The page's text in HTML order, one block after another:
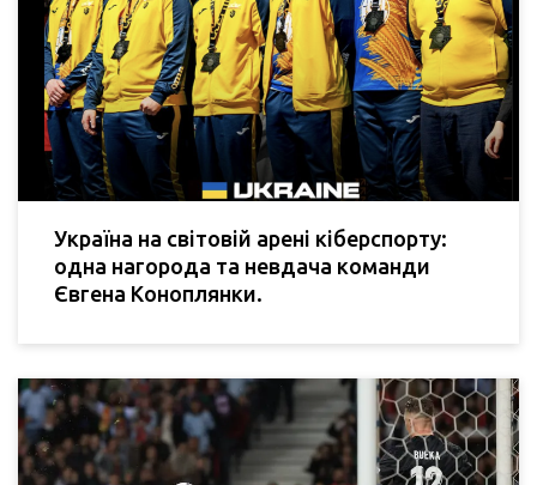
Україна на світовій арені кіберспорту:
одна нагорода та невдача команди
Євгена Коноплянки.